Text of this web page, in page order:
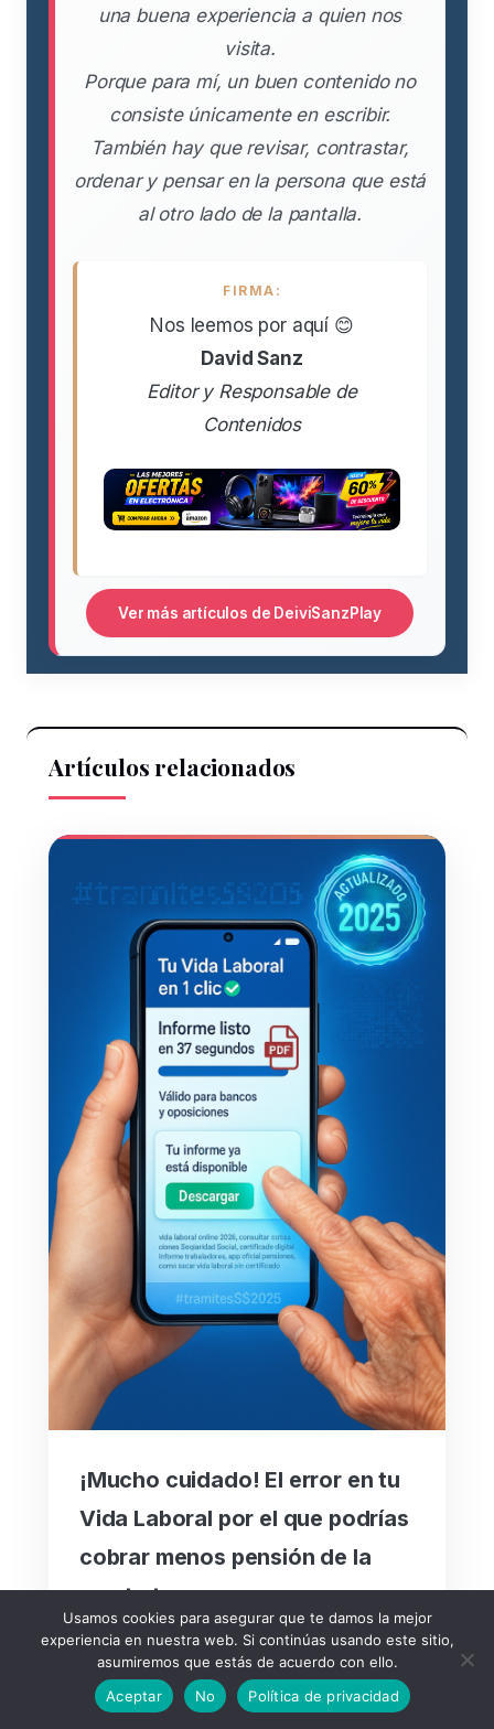
una buena experiencia a quien nos
visita.
Porque para mí, un buen contenido no
consiste únicamente en escribir.
También hay que revisar, contrastar,
ordenar y pensar en la persona que está
al otro lado de la pantalla.
FIRMA:
Nos leemos por aquí 😊
David Sanz
Editor y Responsable de
Contenidos
Ver más artículos de DeiviSanzPlay
Artículos relacionados
¡Mucho cuidado! El error en tu
Vida Laboral por el que podrías
cobrar menos pensión de la
que te toca
17 de enero de 2026
Usamos cookies para asegurar que te damos la mejor
experiencia en nuestra web. Si continúas usando este sitio,
asumiremos que estás de acuerdo con ello.
Aceptar
No Política de privacidad